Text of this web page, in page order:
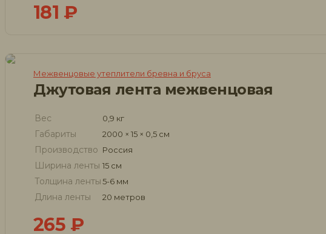
181 ₽
Межвенцовые утеплители бревна и бруса
Джутовая лента межвенцовая
Вес 0,9 кг
Габариты 2000 × 15 × 0,5 см
Производство Россия
Ширина ленты 15 см
Толщина ленты5-6 мм
Длина ленты 20 метров
265 ₽